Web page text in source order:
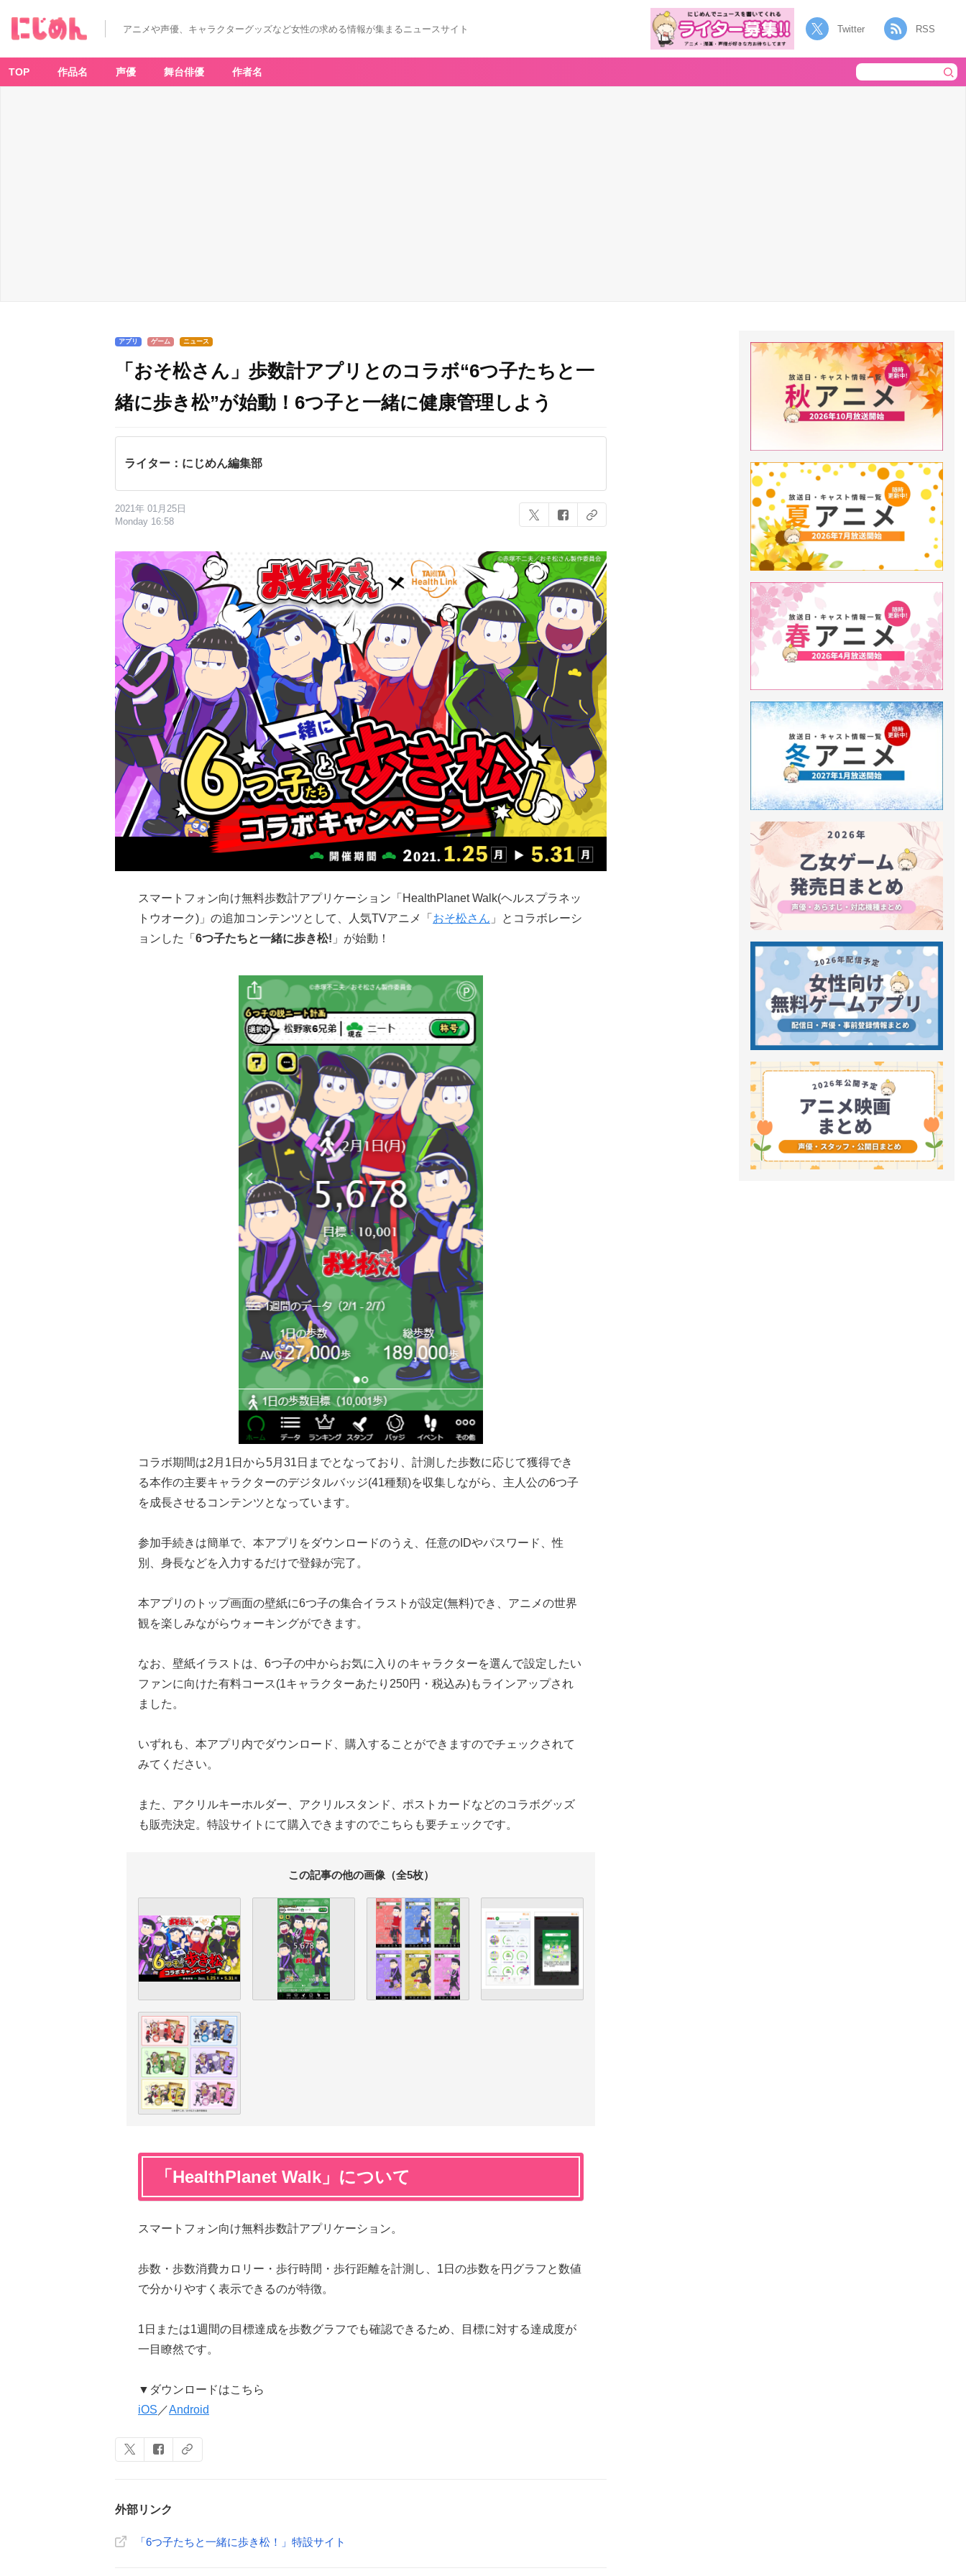
アニメや声優、キャラクターグッズなど女性の求める情報が集まるニュースサイト Twitter RSS
TOP 作品名 声優 舞台俳優 作者名
アプリ ゲーム ニュース
「おそ松さん」歩数計アプリとのコラボ“6つ子たちと一
緒に歩き松”が始動！6つ子と一緒に健康管理しよう
ライター：にじめん編集部
2021年 01月25日
Monday 16:58
スマートフォン向け無料歩数計アプリケーション「HealthPlanet Walk(ヘルスプラネッ
トウオーク)」の追加コンテンツとして、人気TVアニメ「 おそ松さん 」とコラボレーシ
ョンした「 6つ子たちと一緒に歩き松! 」が始動！
コラボ期間は2月1日から5月31日までとなっており、計測した歩数に応じて獲得でき
る本作の主要キャラクターのデジタルバッジ(41種類)を収集しながら、主人公の6つ子
を成長させるコンテンツとなっています。
参加手続きは簡単で、本アプリをダウンロードのうえ、任意のIDやパスワード、性
別、身長などを入力するだけで登録が完了。
本アプリのトップ画面の壁紙に6つ子の集合イラストが設定(無料)でき、アニメの世界
観を楽しみながらウォーキングができます。
なお、壁紙イラストは、6つ子の中からお気に入りのキャラクターを選んで設定したい
ファンに向けた有料コース(1キャラクターあたり250円・税込み)もラインアップされ
ました。
いずれも、本アプリ内でダウンロード、購入することができますのでチェックされて
みてください。
また、アクリルキーホルダー、アクリルスタンド、ポストカードなどのコラボグッズ
も販売決定。特設サイトにて購入できますのでこちらも要チェックです。
この記事の他の画像（全5枚）
「HealthPlanet Walk」について
スマートフォン向け無料歩数計アプリケーション。
歩数・歩数消費カロリー・歩行時間・歩行距離を計測し、1日の歩数を円グラフと数値
で分かりやすく表示できるのが特徴。
1日または1週間の目標達成を歩数グラフでも確認できるため、目標に対する達成度が
一目瞭然です。
▼ダウンロードはこちら
iOS ／Android
外部リンク
「6つ子たちと一緒に歩き松！」特設サイト